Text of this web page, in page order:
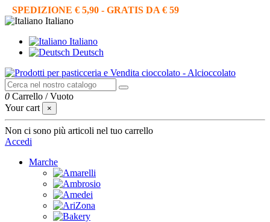
SPEDIZIONE € 5,90 - GRATIS DA € 59
Italiano
Italiano
Deutsch
0 Carrello /Vuoto
Your cart
×
Non ci sono più articoli nel tuo carrello
Accedi
Marche